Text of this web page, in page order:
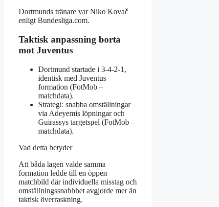
Dortmunds tränare var Niko Kovač
enligt Bundesliga.com.
Taktisk anpassning borta
mot Juventus
Dortmund startade i 3‑4‑2‑1,
identisk med Juventus
formation (FotMob –
matchdata).
Strategi: snabba omställningar
via Adeyemis löpningar och
Guirassys targetspel (FotMob –
matchdata).
Vad detta betyder
Att båda lagen valde samma
formation ledde till en öppen
matchbild där individuella misstag och
omställningssnabbhet avgjorde mer än
taktisk överraskning.